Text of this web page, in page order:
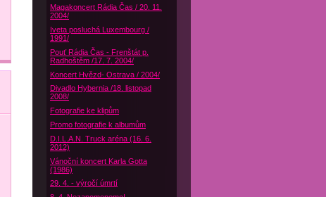
Magakoncert Rádia Čas / 20. 11.
2004/
Iveta posluchá Luxembourg /
1991/
Pouť Rádia Čas - Frenštát p.
Radhoštěm /17. 7. 2004/
Koncert Hvězd- Ostrava / 2004/
Divadlo Hybernia /18. listopad
2008/
Fotografie ke klipům
Promo fotografie k albumům
D.I.L.A.N. Truck aréna (16. 6.
2012)
Vánoční koncert Karla Gotta
(1986)
29. 4. - výročí úmrtí